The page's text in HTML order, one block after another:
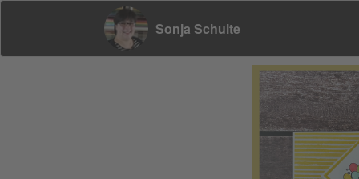
Sonja Schulte